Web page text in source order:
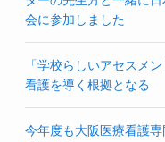
会に参加しました
「学校らしいアセスメ
看護を導く根拠となる
今年度も大阪医療看護